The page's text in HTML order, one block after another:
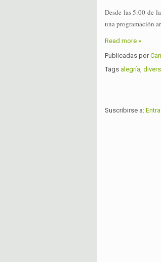
Desde las 5:00 de
una programación
Read more »
Publicadas por
Tags alegría,
Suscribirse a: